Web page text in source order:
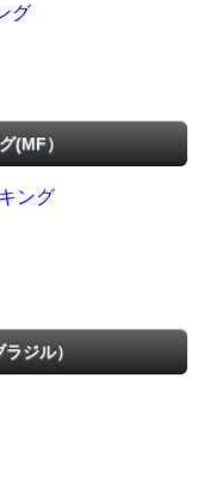
グ
(MF）
ング
ジル）